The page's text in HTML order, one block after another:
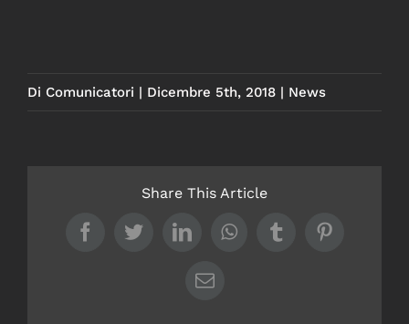
Di Comunicatori | Dicembre 5th, 2018 | News
Share This Article
FacebookTwitterLinkedInWhatsApp
Tumblr
Email